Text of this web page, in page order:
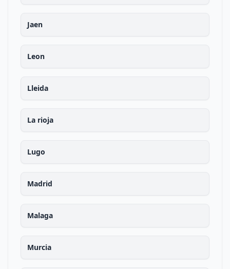
Jaen
Leon
Lleida
La rioja
Lugo
Madrid
Malaga
Murcia